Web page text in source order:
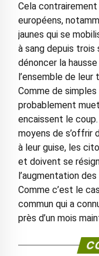
Cela
européens,
jaunes qui se
à sang depuis trois
dénoncer la
l’ensemble de leur
Comme de
probablement
encaissent le
moyens de s’offrir
à leur guise, les
et doivent se
l’augmentation
Comme c’est le
commun qui a
près d’un mois